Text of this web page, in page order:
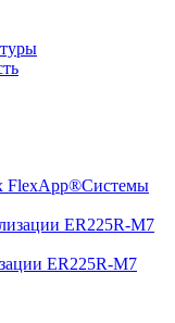
Системы
ER225R-M7